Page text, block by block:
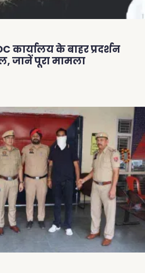
के बाहर प्रदर्शन
जानें पूरा मामला